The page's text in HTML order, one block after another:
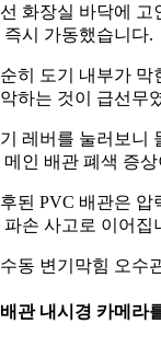
화장실 바닥에 고
즉시 가동했습니다.
히 도기 내부가 막
하는 것이 급선무
레버를 눌러보니
메인 배관 폐색 증
된 PVC 배관은 압
파손 사고로 이어집
동 변기막힘 오수
관 내시경 카메라